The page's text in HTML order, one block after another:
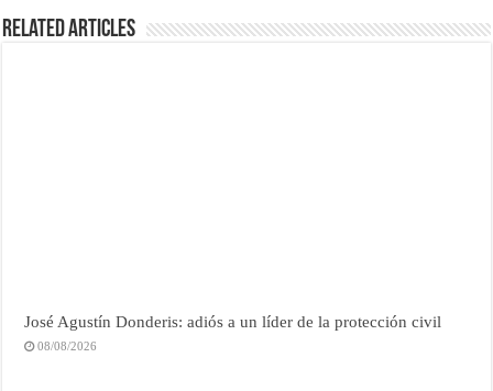
Related Articles
José Agustín Donderis: adiós a un líder de la protección civil
08/08/2026